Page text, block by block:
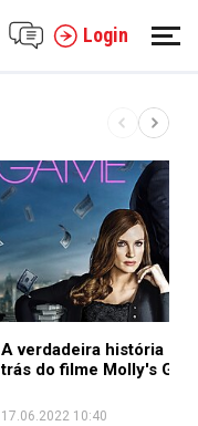
Login
A verdadeira história por
trás do filme Molly's
17.06.2022 10:40